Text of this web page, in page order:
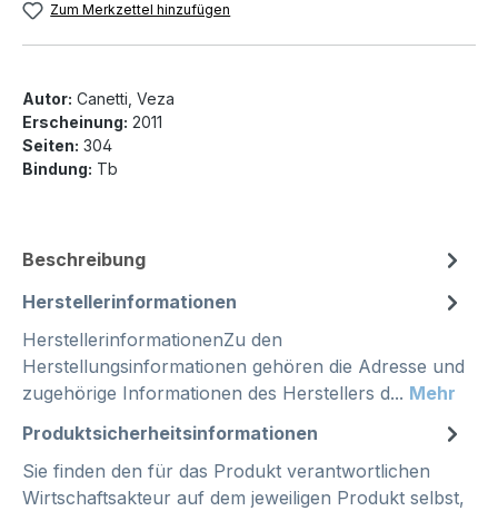
Zum Merkzettel hinzufügen
Autor: Canetti, Veza
Erscheinung: 2011
Seiten: 304
Bindung: Tb
Beschreibung
Herstellerinformationen
HerstellerinformationenZu den
Herstellungsinformationen gehören die Adresse und
zugehörige Informationen des Herstellers d... Mehr
Produktsicherheitsinformationen
Sie finden den für das Produkt verantwortlichen
Wirtschaftsakteur auf dem jeweiligen Produkt selbst,